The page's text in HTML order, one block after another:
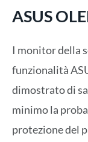
ASUS
I monitor della
funzionalità
dimostrato di
minimo la
protezione del